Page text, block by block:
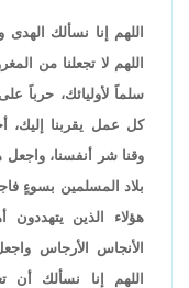
اللهم إنا نسألك الهدى
اللهم لا تجعلنا من
سلماً لأوليائك، حرباً
كل عمل يقربنا إليك،
وقنا شر أنفسنا، واجعل
بلاد المسلمين بسوءٍ
هؤلاء الذين يتهددون
الأنجاس الأرجاس
اللهم إنا نسألك أن